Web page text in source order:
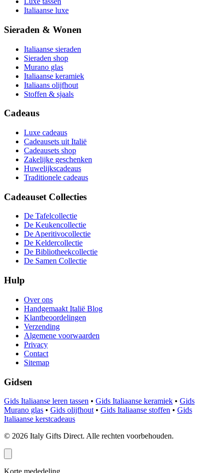
Italiaanse luxe
Sieraden & Wonen
Italiaanse sieraden
Sieraden shop
Murano glas
Italiaanse keramiek
Italiaans olijfhout
Stoffen & sjaals
Cadeaus
Luxe cadeaus
Cadeausets uit Italië
Cadeausets shop
Zakelijke geschenken
Huwelijkscadeaus
Traditionele cadeaus
Cadeauset Collecties
De Tafelcollectie
De Keukencollectie
De Aperitivocollectie
De Keldercollectie
De Bibliotheekcollectie
De Samen Collectie
Hulp
Over ons
Handgemaakt Italië Blog
Klantbeoordelingen
Verzending
Algemene voorwaarden
Privacy
Contact
Sitemap
Gidsen
Gids Italiaanse leren tassen • Gids Italiaanse keramiek • Gids
Murano glas • Gids olijfhout • Gids Italiaanse stoffen • Gids
Italiaanse kerstcadeaus
© 2026 Italy Gifts Direct. Alle rechten voorbehouden.